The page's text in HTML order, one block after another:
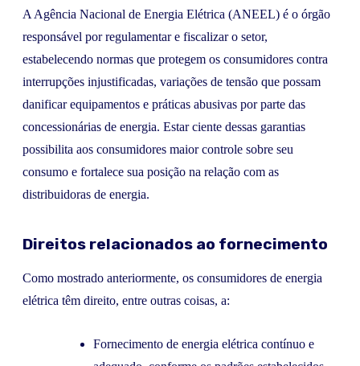
A Agência Nacional de Energia Elétrica (ANEEL) é o órgão
responsável por regulamentar e fiscalizar o setor,
estabelecendo normas que protegem os consumidores contra
interrupções injustificadas, variações de tensão que possam
danificar equipamentos e práticas abusivas por parte das
concessionárias de energia. Estar ciente dessas garantias
possibilita aos consumidores maior controle sobre seu
consumo e fortalece sua posição na relação com as
distribuidoras de energia.
Direitos relacionados ao fornecimento
Como mostrado anteriormente, os consumidores de energia
elétrica têm direito, entre outras coisas, a:
Fornecimento de energia elétrica contínuo e